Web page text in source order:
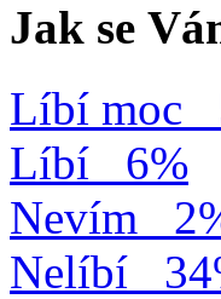
Jak se
Líbí moc
Líbí
6%
Nevím
Nelíbí